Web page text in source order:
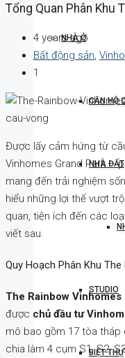
NHÀ Ở
CĂN HỘ
NHÀ ĐẤT
STUDIO
BIỆT THỰ
Tổng Quan Phân Khu
4 years ago
Bất động sản,
1
Được lấy cảm hứng từ
Vinhomes Grand Park –
mang đến trải nghiệm
hiểu những lợi thế vượt
quan, tiện ích đến các
viết sau.
Quy Hoạch Phân Khu
The Rainbow Vinhomes
được chủ đầu tư
mô bao gồm 17 tòa
chia làm 4 cụm S1, S2,